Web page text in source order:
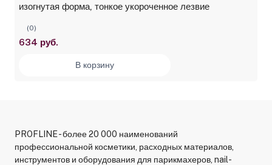
изогнутая форма, тонкое укороченное лезвие
(0)
634 руб.
В корзину
PROFLINE - более 20 000 наименований
профессиональной косметики, расходных материалов,
инструментов и оборудования для парикмахеров, nail-